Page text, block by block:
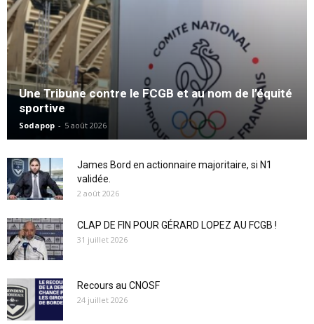
Une Tribune contre le FCGB et au nom de l’équité
sportive
Sodapop - 5 août 2026
James Bord en actionnaire majoritaire, si N1
validée.
2 août 2026
CLAP DE FIN POUR GÉRARD LOPEZ AU FCGB !
31 juillet 2026
Recours au CNOSF
24 juillet 2026